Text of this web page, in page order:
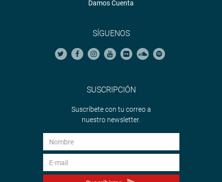
Damos Cuenta
SÍGUENOS
SUSCRIPCIÓN
Suscríbete con tu correo a
nuestro newsletter.